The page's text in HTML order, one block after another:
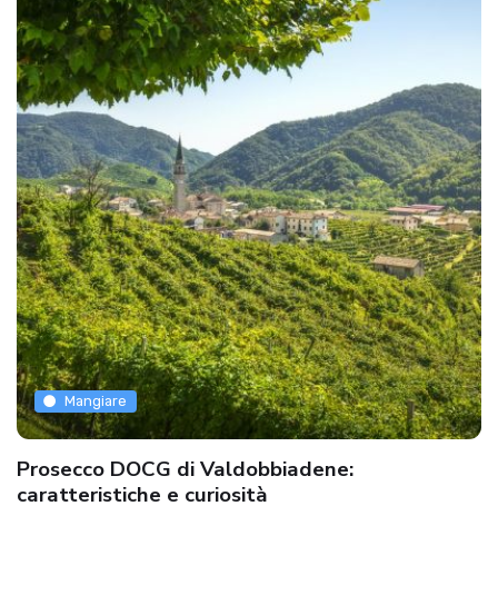
Mangiare
Prosecco DOCG di Valdobbiadene:
caratteristiche e curiosità